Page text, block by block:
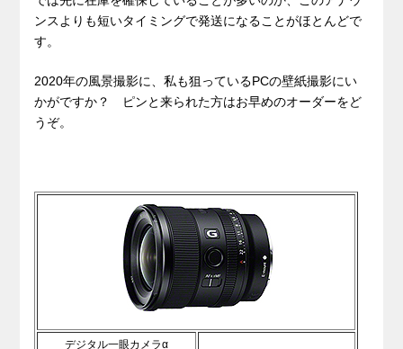
ンスよりも短いタイミングで発送になることがほとんどで
す。
2020年の風景撮影に、私も狙っているPCの壁紙撮影にい
かがですか？ ピンと来られた方はお早めのオーダーをど
うぞ。
デジタル一眼カメラα